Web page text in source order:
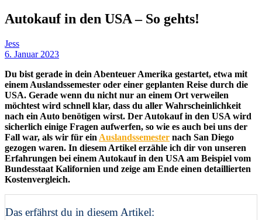
Autokauf in den USA – So gehts!
Jess
6. Januar 2023
Du bist gerade in dein Abenteuer Amerika gestartet, etwa mit
einem Auslandssemester oder einer geplanten Reise durch die
USA. Gerade wenn du nicht nur an einem Ort verweilen
möchtest wird schnell klar, dass du aller Wahrscheinlichkeit
nach ein Auto benötigen wirst. Der Autokauf in den USA wird
sicherlich einige Fragen aufwerfen, so wie es auch bei uns der
Fall war, als wir für ein Auslandssemester nach San Diego
gezogen waren. In diesem Artikel erzähle ich dir von unseren
Erfahrungen bei einem Autokauf in den USA am Beispiel vom
Bundesstaat Kalifornien und zeige am Ende einen detaillierten
Kostenvergleich.
Das erfährst du in diesem Artikel: